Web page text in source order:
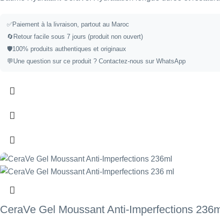
✅Paiement à la livraison, partout au Maroc
🔄Retour facile sous 7 jours (produit non ouvert)
🛡️100% produits authentiques et originaux
💬Une question sur ce produit ? Contactez-nous sur WhatsApp
CeraVe Gel Moussant Anti-Imperfections